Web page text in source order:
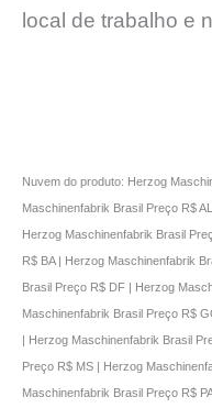
local de trabalho e
Nuvem do produto: Herzog
Maschinenfabrik Brasil Preço R$
Herzog Maschinenfabrik Brasil
R$ BA | Herzog Maschinenfabrik
Brasil Preço R$ DF | Herzog
Maschinenfabrik Brasil Preço R$
| Herzog Maschinenfabrik Brasil
Preço R$ MS | Herzog
Maschinenfabrik Brasil Preço R$